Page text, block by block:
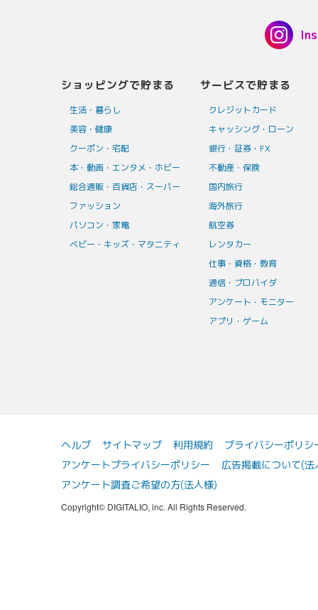
ショッピングで貯まる
生活・暮らし
美容・健康
クーポン・宅配
本・動画・エンタメ・ホビー
総合通販・百貨店・スーパー
ファッション
パソコン・家電
ベビー・キッズ・マタニティ
サービスで貯まる
クレジットカード
キャッシング・ローン
銀行・証券・FX
不動産・保険
国内旅行
海外旅行
航空券
レンタカー
仕事・資格・教育
通信・プロバイダ
アンケート・モニター
アプリ・ゲーム
ヘルプ サイトマップ 利用規約
プライバシーポリシ
アンケートプライバシーポリシー
広告掲載について(法
アンケート調査ご希望の方(法人様)
Copyright© DIGITALIO, inc. All Rights Reserved.